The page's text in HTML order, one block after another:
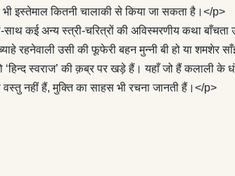
साथ बिन ब्याहे रहनेवाली उसी की फूफेरी बहन मुन्‍नी
सब अलग होते हुए भी उपन्यास को मुख्य कथा से अभिन्न
के सपनों के गाँवों का उपन्यास नहीं है, इसमें वे गाँव
यहाँ जो हैं कलाली के धंधे में हैं, गंजेड़ी-जुआरी भी हैं।
हैं। जिन्हें अपने बच्चों की शिक्षा की फिक्र है, गाँव छोड़
भोग की वस्तु नहीं हैं, मुक्ति का साहस भी रचना
इस्तेमाल कितनी चालाकी से किया जा सकता है।</p>
अन्य स्त्री-चरित्रों की अविस्मरणीय कथा बाँचता
रहनेवाली उसी की फूफेरी बहन मुन्‍नी बी हो या शमशेर
स्वराज’ की क़ब्र पर खड़े हैं। यहाँ जो हैं कलाली के
नहीं हैं, मुक्ति का साहस भी रचना जानती हैं।</p>